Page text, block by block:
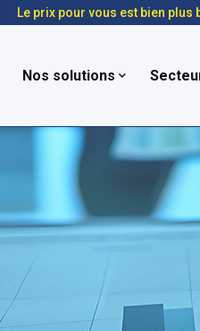
Le prix pour vous est bien
Nos solutions